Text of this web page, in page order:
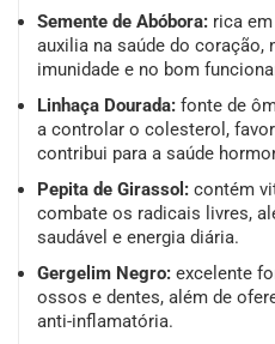
Semente de Abóbora: rica
auxilia na saúde do coração,
imunidade e no bom
Linhaça Dourada: fonte de
a controlar o colesterol,
contribui para a saúde
Pepita de Girassol: contém
combate os radicais livres,
saudável e energia diária.
Gergelim Negro: excelente
ossos e dentes, além de
anti-inflamatória.